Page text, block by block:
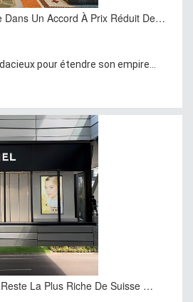
Dans Un Accord À Prix Réduit De…
pour étendre son empire...
La Plus Riche De Suisse …